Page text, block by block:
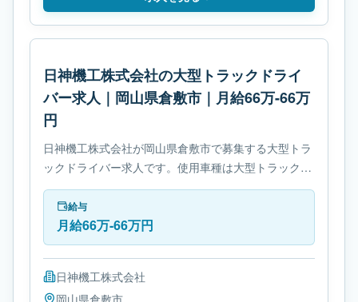
日神機工株式会社の大型トラックドライ
バー求人｜岡山県倉敷市｜月給66万-66万
円
日神機工株式会社が岡山県倉敷市で募集する大型トラ
ックドライバー求人です。使用車種は大型トラックで
す。勤務時間は- 休憩時間: 60分です。必要免許は- 中
型自動車免許です。
給与
月給66万-66万円
日神機工株式会社
岡山県倉敷市